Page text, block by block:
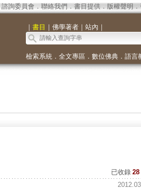
諮詢委員會． 聯絡我們 ． 書目提供． 版權聲明 ．
｜ 書目 ｜ 佛學著者｜ 站內 ｜
檢索系統． 全文專區 ． 數位佛典． 語言
已收錄 28